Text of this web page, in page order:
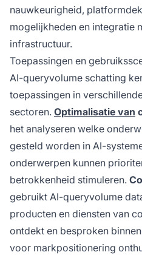
nauwkeurigheid,
mogelijkheden en integratie
infrastructuur.
Toepassingen en
AI-queryvolume schatting
toepassingen in
sectoren. Optimalisatie van
het analyseren welke
gesteld worden in AI-
onderwerpen kunnen
betrokkenheid stimuleren.
gebruikt AI-queryvolume
producten en diensten van
ontdekt en besproken
voor markpositionering